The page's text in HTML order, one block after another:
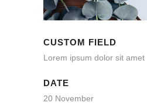
CUSTOM FIELD
Lorem ipsum dolor sit amet
DATE
20 November